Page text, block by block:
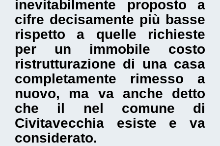
inevitabilmente proposto a
cifre decisamente più basse
rispetto a quelle richieste
per un immobile costo
ristrutturazione di una casa
completamente rimesso a
nuovo, ma va anche detto
che il nel comune di
Civitavecchia esiste e va
considerato.